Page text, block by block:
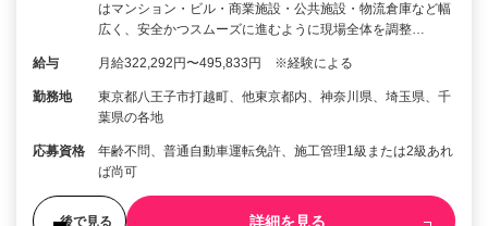
はマンション・ビル・商業施設・公共施設・物流倉庫など幅
広く、安全かつスムーズに進むように現場全体を調整…
給与 月給322,292円〜495,833円 ※経験による
勤務地
東京都八王子市打越町、他東京都内、神奈川県、埼玉県、千
葉県の各地
応募資格
年齢不問、普通自動車運転免許、施工管理1級または2級あれ
ば尚可
後で見る 詳細を見る